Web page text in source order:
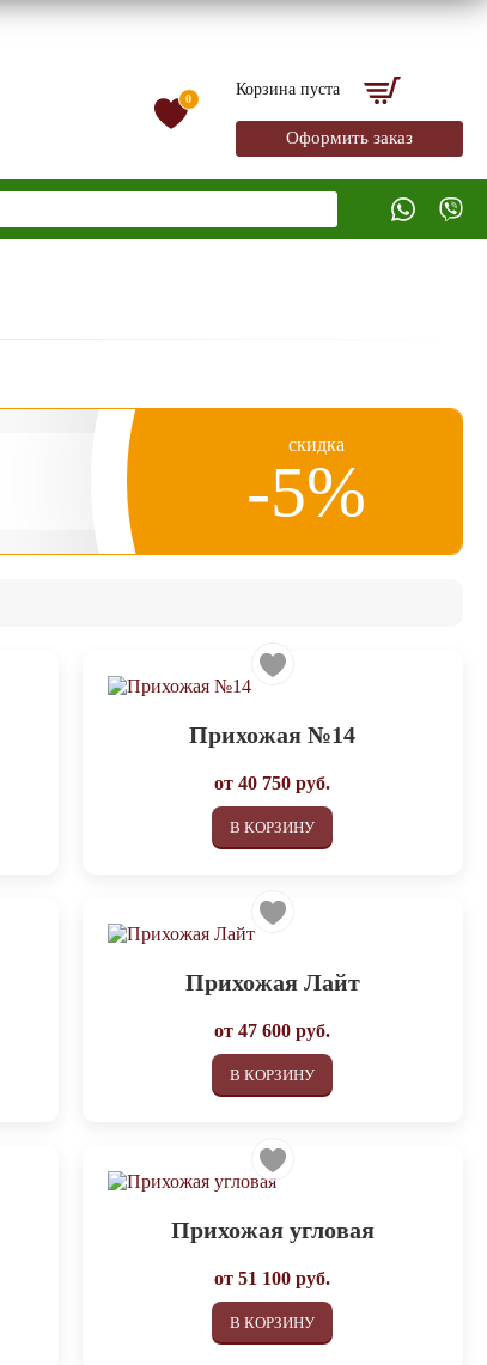
0
Корзина пуста
Оформить заказ
скидка
-5%
Прихожая №14
от40 750 руб.
В КОРЗИНУ
Прихожая Лайт
от47 600 руб.
В КОРЗИНУ
Прихожая угловая
от51 100 руб.
В КОРЗИНУ